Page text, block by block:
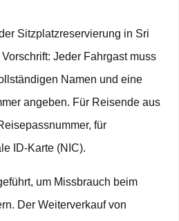
Sitzplatzreservierung in Sri
Jeder Fahrgast muss
Namen und eine
angeben. Für Reisende aus
für
ID-Karte (NIC).
um Missbrauch beim
Der Weiterverkauf von